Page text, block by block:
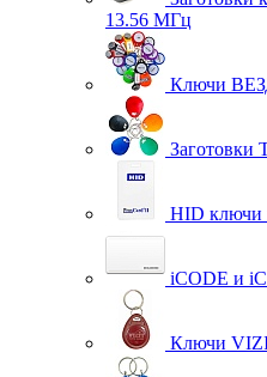
13.56 МГц
Ключи
Заготовки
HID ключи
iCODE и
Ключи